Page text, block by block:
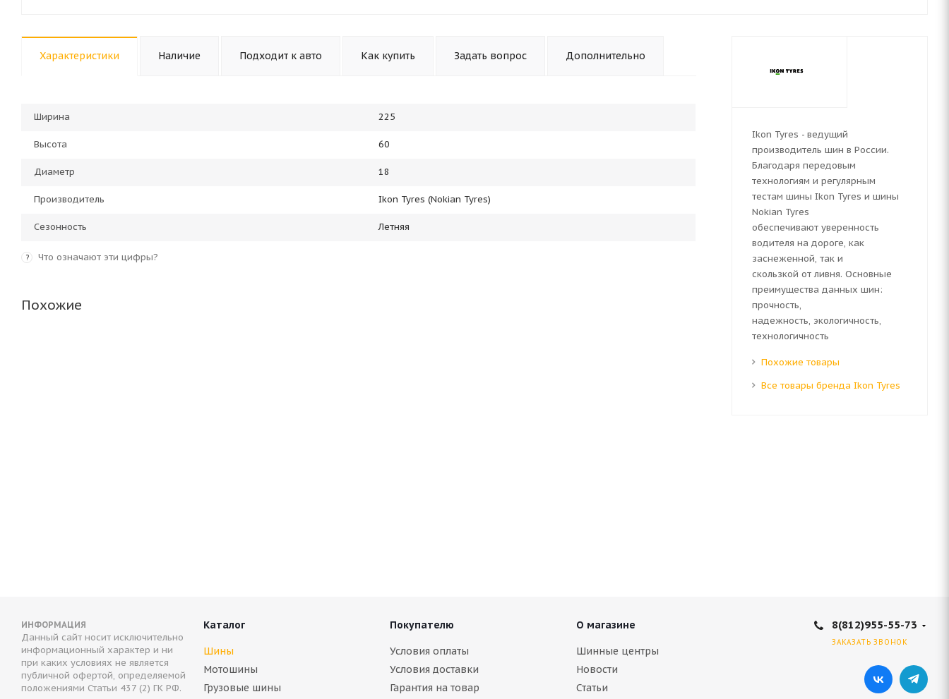
Характеристики Наличие Подходит к авто Как купить Задать вопрос Дополнительно
Ширина 225
Высота 60
Диаметр 18
Производитель Ikon Tyres (Nokian Tyres)
Сезонность Летняя
? Что означают эти цифры?
Похожие
Ikon Tyres - ведущий
производитель шин в России.
Благодаря передовым
технологиям и регулярным
тестам шины Ikon Tyres и шины
Nokian Tyres
обеспечивают уверенность
водителя на дороге, как
заснеженной, так и
скользкой от ливня. Основные
преимущества данных шин:
прочность,
надежность, экологичность,
технологичность
Похожие товары
Все товары бренда Ikon Tyres
ИНФОРМАЦИЯ
Данный сайт носит исключительно
информационный характер и ни
при каких условиях не является
публичной офертой, определяемой
положениями Статьи 437 (2) ГК РФ.
Каталог
Шины
Мотошины
Грузовые шины
Покупателю
Условия оплаты
Условия доставки
Гарантия на товар
О магазине
Шинные центры
Новости
Статьи
8(812)955-55-73
ЗАКАЗАТЬ ЗВОНОК